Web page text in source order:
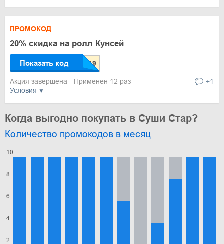
Условия
ПРОМОКОД
20% скидка на ролл Кунсей
Показать код
Акция завершена Применен 12 раз +1
Когда выгодно покупать в Суши Стар?
Количество промокодов в месяц
2
4
6
8
10+